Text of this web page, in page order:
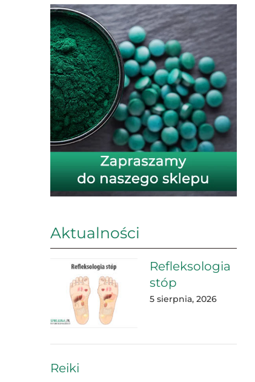
Aktualności
Refleksologia
stóp
5 sierpnia, 2026
Reiki